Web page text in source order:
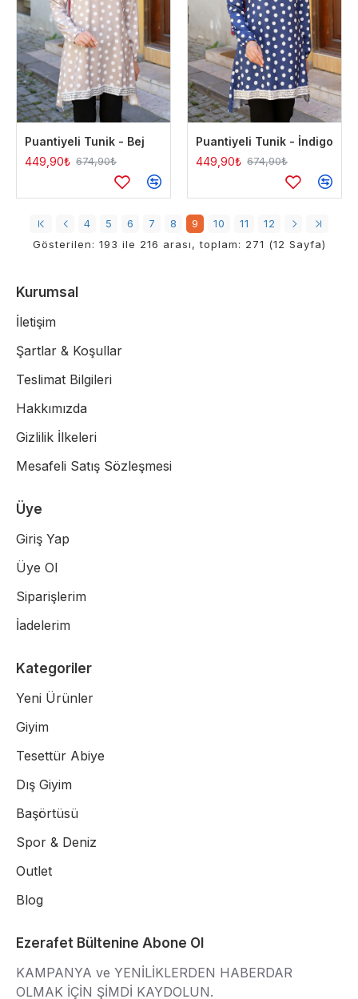
Puantiyeli Tunik - Bej
449,90₺ 674,90₺
Puantiyeli Tunik - İndigo
449,90₺ 674,90₺
4 5 6 7 8 9 10 11
12
Gösterilen: 193 ile 216 arası, toplam: 271 (12 Sayfa)
Kurumsal
İletişim
Şartlar & Koşullar
Teslimat Bilgileri
Hakkımızda
Gizlilik İlkeleri
Mesafeli Satış Sözleşmesi
Üye
Giriş Yap
Üye Ol
Siparişlerim
İadelerim
Kategoriler
Yeni Ürünler
Giyim
Tesettür Abiye
Dış Giyim
Başörtüsü
Spor & Deniz
Outlet
Blog
Ezerafet Bültenine Abone Ol
KAMPANYA ve YENİLİKLERDEN HABERDAR
OLMAK İÇİN ŞİMDİ KAYDOLUN.